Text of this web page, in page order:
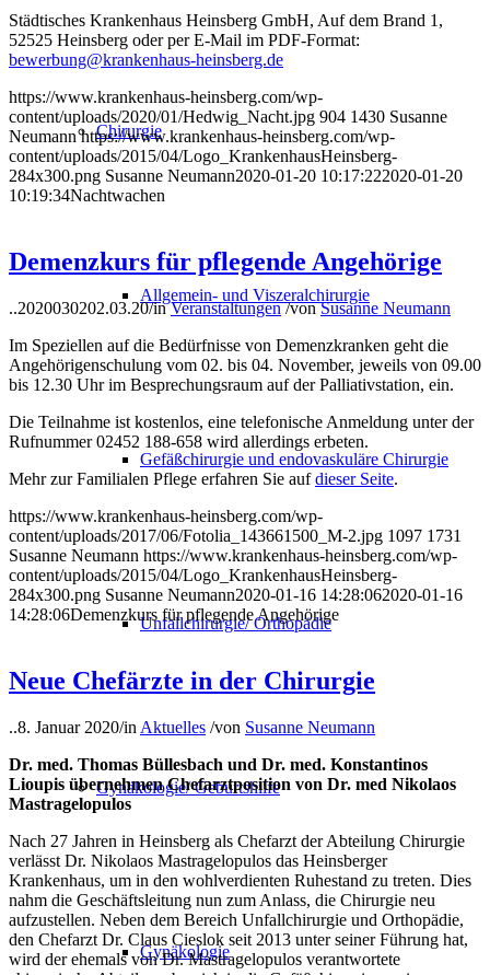
Chirurgie
Allgemein- und Viszeralchirurgie
Gefäßchirurgie und endovaskuläre Chirurgie
Unfallchirurgie/ Orthopädie
Gynäkologie/ Geburtshilfe
Gynäkologie
Städtisches Krankenhaus Heinsberg GmbH, Auf dem Brand 1,
52525 Heinsberg oder per E-Mail im PDF-Format:
bewerbung@krankenhaus-heinsberg.de
https://www.krankenhaus-heinsberg.com/wp-
content/uploads/2020/01/Hedwig_Nacht.jpg 904 1430 Susanne
Neumann https://www.krankenhaus-heinsberg.com/wp-
content/uploads/2015/04/Logo_KrankenhausHeinsberg-
284x300.png Susanne Neumann2020-01-20 10:17:222020-01-20
10:19:34Nachtwachen
Demenzkurs für pflegende Angehörige
..2020030202.03.20/inVeranstaltungen /vonSusanne Neumann
Im Speziellen auf die Bedürfnisse von Demenzkranken geht die
Angehörigenschulung vom 02. bis 04. November, jeweils von 09.00
bis 12.30 Uhr im Besprechungsraum auf der Palliativstation, ein.
Die Teilnahme ist kostenlos, eine telefonische Anmeldung unter der
Rufnummer 02452 188-658 wird allerdings erbeten.
Mehr zur Familialen Pflege erfahren Sie aufdieser Seite.
https://www.krankenhaus-heinsberg.com/wp-
content/uploads/2017/06/Fotolia_143661500_M-2.jpg 1097 1731
Susanne Neumann https://www.krankenhaus-heinsberg.com/wp-
content/uploads/2015/04/Logo_KrankenhausHeinsberg-
284x300.png Susanne Neumann2020-01-16 14:28:062020-01-16
14:28:06Demenzkurs für pflegende Angehörige
Neue Chefärzte in der Chirurgie
..8. Januar 2020/in Aktuelles /von Susanne Neumann
Dr. med. Thomas Büllesbach und Dr. med. Konstantinos
Lioupis übernehmen Chefarztposition von Dr. med Nikolaos
Mastragelopulos
Nach 27 Jahren in Heinsberg als Chefarzt der Abteilung Chirurgie
verlässt Dr. Nikolaos Mastragelopulos das Heinsberger
Krankenhaus, um in den wohlverdienten Ruhestand zu treten. Dies
nahm die Geschäftsleitung nun zum Anlass, die Chirurgie neu
aufzustellen. Neben dem Bereich Unfallchirurgie und Orthopädie,
den Chefarzt Dr. Claus Cieslok seit 2013 unter seiner Führung hat,
wird der ehemals von Dr. Mastragelopulos verantwortete